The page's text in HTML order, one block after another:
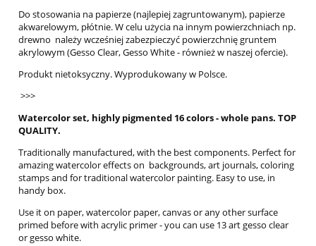
Do stosowania na papierze (najlepiej zagruntowanym), papierze
akwarelowym, płótnie. W celu użycia na innym powierzchniach np.
drewno należy wcześniej zabezpieczyć powierzchnię gruntem
akrylowym (Gesso Clear, Gesso White - również w naszej ofercie).
Produkt nietoksyczny. Wyprodukowany w Polsce.
>>>
Watercolor set, highly pigmented 16 colors - whole pans. TOP
QUALITY.
Traditionally manufactured, with the best components. Perfect for
amazing watercolor effects on backgrounds, art journals, coloring
stamps and for traditional watercolor painting. Easy to use, in
handy box.
Use it on paper, watercolor paper, canvas or any other surface
primed before with acrylic primer - you can use 13 art gesso clear
or gesso white.